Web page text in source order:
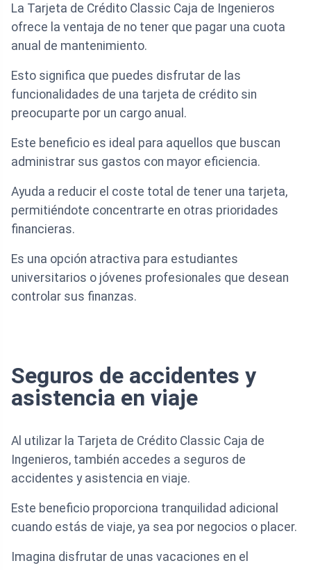
La Tarjeta de Crédito Classic Caja de Ingenieros
ofrece la ventaja de no tener que pagar una cuota
anual de mantenimiento.
Esto significa que puedes disfrutar de las
funcionalidades de una tarjeta de crédito sin
preocuparte por un cargo anual.
Este beneficio es ideal para aquellos que buscan
administrar sus gastos con mayor eficiencia.
Ayuda a reducir el coste total de tener una tarjeta,
permitiéndote concentrarte en otras prioridades
financieras.
Es una opción atractiva para estudiantes
universitarios o jóvenes profesionales que desean
controlar sus finanzas.
Seguros de accidentes y
asistencia en viaje
Al utilizar la Tarjeta de Crédito Classic Caja de
Ingenieros, también accedes a seguros de
accidentes y asistencia en viaje.
Este beneficio proporciona tranquilidad adicional
cuando estás de viaje, ya sea por negocios o placer.
Imagina disfrutar de unas vacaciones en el